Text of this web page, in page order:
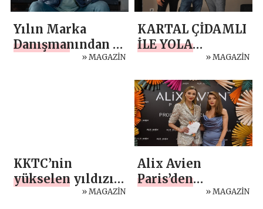
Yılın Marka
Danışmanından “
» MAGAZİN
KARTAL ÇİDAMLI
İLE YOLA
» MAGAZİN
KKTC’nin
yükselen yıldızı
İpek Amber ‘Sen» MAGAZİN
Alix Avien
Paris’den
Unutulmaz Gece
» MAGAZİN